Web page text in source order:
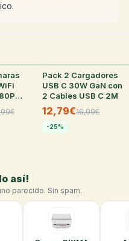
€
27
Pack 2 Cargadores
USB C 30W GaN con
2 Cables USB C 2M
12,79€16,99€
-25%
así!
parecido. Sin spam.